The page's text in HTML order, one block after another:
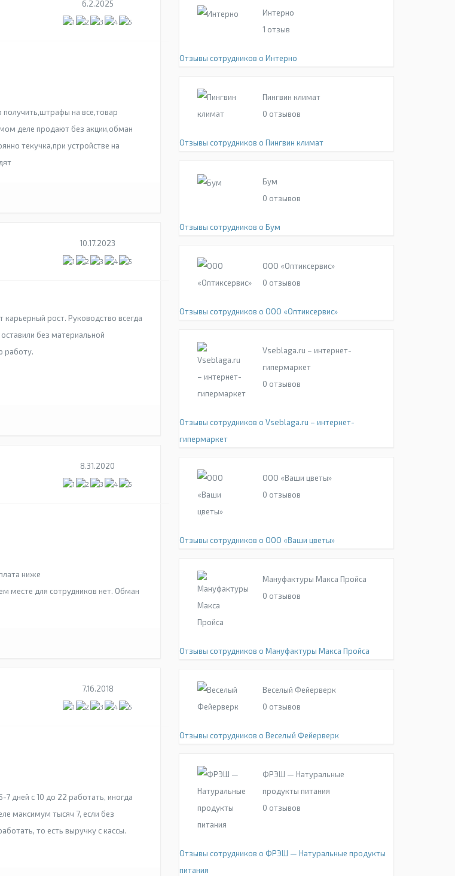
6.2.2025
получить,штрафы на все,товар
деле продают без акции,обман
текучка,при устройстве на
10.17.2023
карьерный рост. Руководство всегда
без материальной
работу.
8.31.2020
ниже
месте для сотрудников нет. Обман
7.16.2018
дней с 10 до 22 работать, иногда
максимум тысяч 7, если без
то есть выручку с кассы.
Интерно
1 отзыв
Отзывы сотрудников о Интерно
Пингвин климат
0 отзывов
Отзывы сотрудников о Пингвин климат
Бум
0 отзывов
Отзывы сотрудников о Бум
ООО «Оптиксервис»
0 отзывов
Отзывы сотрудников о ООО «Оптиксервис»
Vseblaga.ru – интернет-
гипермаркет
0 отзывов
Отзывы сотрудников о Vseblaga.ru – интернет-
гипермаркет
ООО «Ваши цветы»
0 отзывов
Отзывы сотрудников о ООО «Ваши цветы»
Мануфактуры Макса Пройса
0 отзывов
Отзывы сотрудников о Мануфактуры Макса Пройса
Веселый Фейерверк
0 отзывов
Отзывы сотрудников о Веселый Фейерверк
ФРЭШ — Натуральные
продукты питания
0 отзывов
Отзывы сотрудников о ФРЭШ — Натуральные продукты
питания